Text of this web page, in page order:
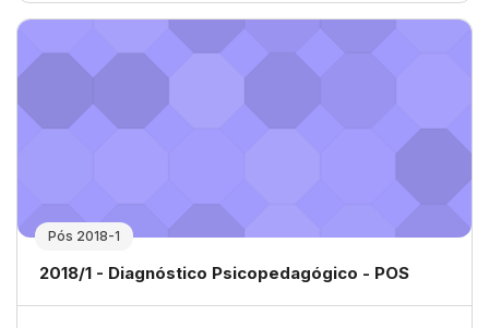
Pós 2018-1
Nome da disciplina
2018/1 - Diagnóstico Psicopedagógico - POS